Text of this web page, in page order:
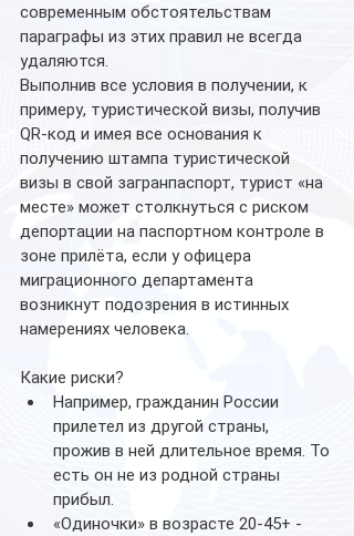
современным обстоятельствам
параграфы из этих правил не всегда
удаляются.
Выполнив все условия в получении, к
примеру, туристической визы, получив
QR-код и имея все основания к
получению штампа туристической
визы в свой загранпаспорт, турист «на
месте» может столкнуться с риском
депортации на паспортном контроле в
зоне прилёта, если у офицера
миграционного департамента
возникнут подозрения в истинных
намерениях человека.
Какие риски?
Например, гражданин России
прилетел из другой страны,
прожив в ней длительное время. То
есть он не из родной страны
прибыл.
«Одиночки» в возрасте 20-45+ -